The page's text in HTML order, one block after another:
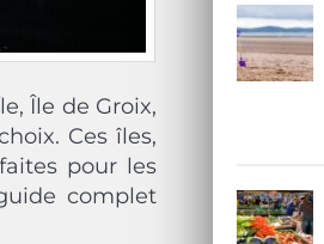
Île de Groix,
Ces îles,
pour les
complet